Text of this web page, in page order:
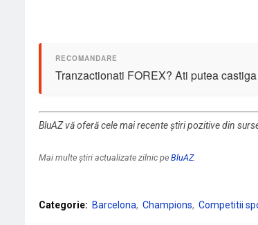
Tranzactionati FOREX? Ati putea
BluAZ vă oferă cele mai recente știri pozitive din
Mai multe știri actualizate zilnic pe BluAZ.
Categorie: Barcelona Champions Competitii